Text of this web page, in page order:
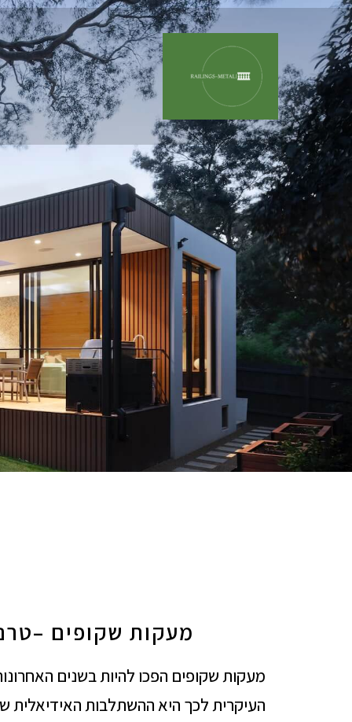
מעקות שקופים
מעקות שקופים הפכו להיות בשנים
העיקרית לכך היא ההשתלבות האידיאלית